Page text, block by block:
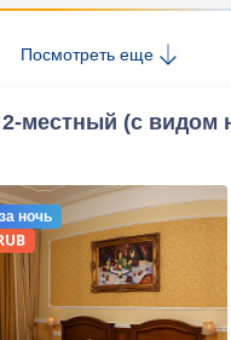
Посмотреть еще
2-местный (с видом
за ночь